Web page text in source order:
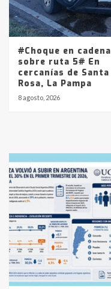
#Choque en cadena
sobre ruta 5# En
cercanías de Santa
Rosa, La Pampa
8 agosto, 2026